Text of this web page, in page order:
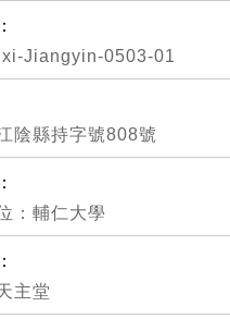
Jiangyin-0503-01
陰縣持字號808號
：輔仁大學
主堂